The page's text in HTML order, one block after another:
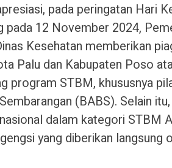
pada peringatan Hari
pada 12 November 2024,
Kesehatan memberikan
Palu dan Kabupaten Poso
program STBM, khususnya
(BABS). Selain
dalam kategori STBM
yang diberikan langsung